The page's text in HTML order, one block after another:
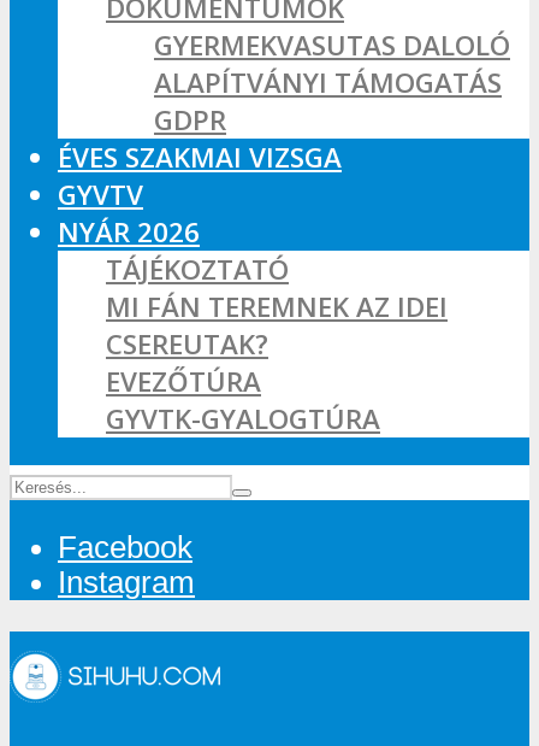
DOKUMENTUMOK
GYERMEKVASUTAS DALOLÓ
ALAPÍTVÁNYI TÁMOGATÁS
GDPR
ÉVES SZAKMAI VIZSGA
GYVTV
NYÁR 2026
TÁJÉKOZTATÓ
MI FÁN TEREMNEK AZ IDEI
CSEREUTAK?
EVEZŐTÚRA
GYVTK-GYALOGTÚRA
Facebook
Instagram